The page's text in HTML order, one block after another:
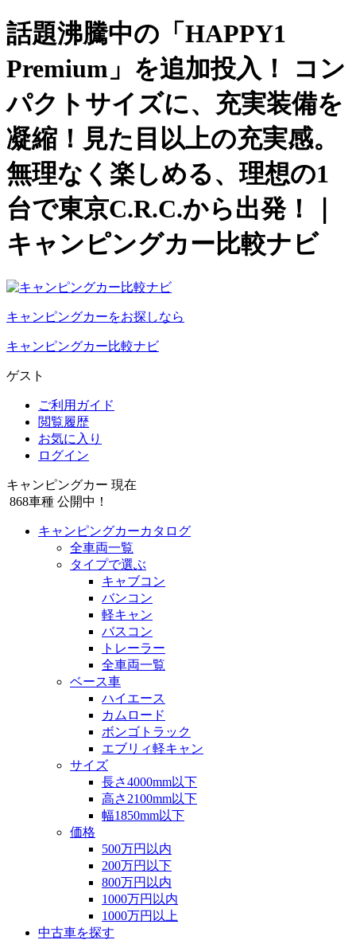
話題沸騰中の「HAPPY1
Premium」を追加投入！ コン
パクトサイズに、充実装備を
凝縮！見た目以上の充実感。
無理なく楽しめる、理想の1
台で東京C.R.C.から出発！｜
キャンピングカー比較ナビ
キャンピングカーをお探しなら
キャンピングカー比較ナビ
ゲスト
ご利用ガイド
閲覧履歴
お気に入り
ログイン
キャンピングカー 現在
868車種 公開中！
キャンピングカーカタログ
全車両一覧
タイプで選ぶ
キャブコン
バンコン
軽キャン
バスコン
トレーラー
全車両一覧
ベース車
ハイエース
カムロード
ボンゴトラック
エブリィ軽キャン
サイズ
長さ4000mm以下
高さ2100mm以下
幅1850mm以下
価格
500万円以内
200万円以下
800万円以内
1000万円以内
1000万円以上
中古車を探す